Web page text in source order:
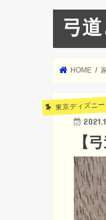
弓道
HOME
東京ディズニ
【